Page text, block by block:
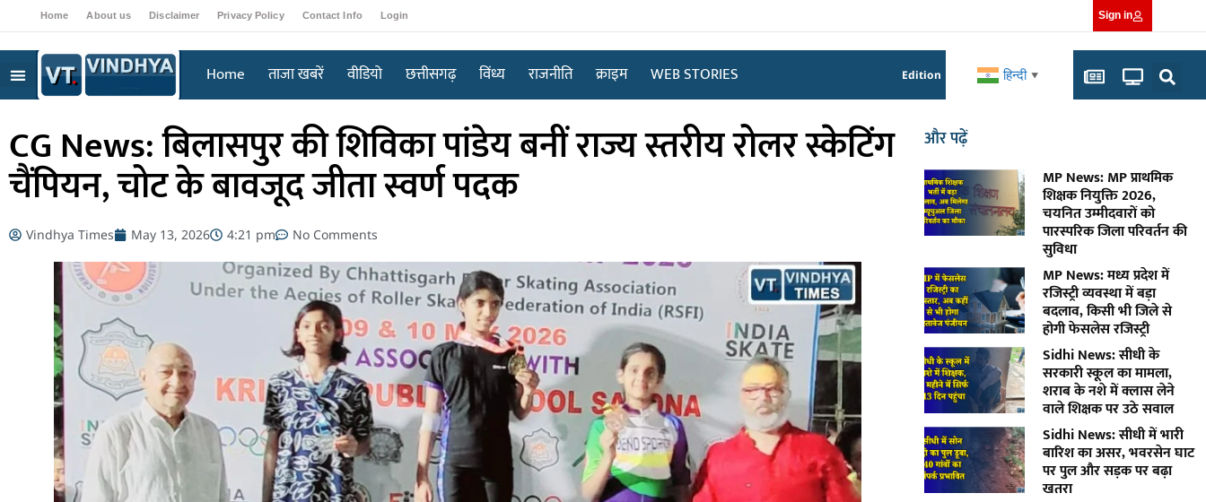
Home About us Disclaimer Privacy Policy Contact Info Login Sign in
Home ताजा खबरें वीडियो छत्तीसगढ़ विंध्य राजनीति क्राइम WEB STORIES Edition हिन्दी ▼
CG News: बिलासपुर की शिविका पांडेय बनीं राज्य स्तरीय रोलर स्केटिंग
चैंपियन, चोट के बावजूद जीता स्वर्ण पदक
Vindhya Times May 13, 2026 4:21 pm No Comments
और पढ़ें
MP News: MP प्राथमिक
शिक्षक नियुक्ति 2026,
चयनित उम्मीदवारों को
पारस्परिक जिला परिवर्तन की
सुविधा
MP News: मध्य प्रदेश में
रजिस्ट्री व्यवस्था में बड़ा
बदलाव, किसी भी जिले से
होगी फेसलेस रजिस्ट्री
Sidhi News: सीधी के
सरकारी स्कूल का मामला,
शराब के नशे में क्लास लेने
वाले शिक्षक पर उठे सवाल
Sidhi News: सीधी में भारी
बारिश का असर, भवरसेन घाट
पर पुल और सड़क पर बढ़ा
खतरा